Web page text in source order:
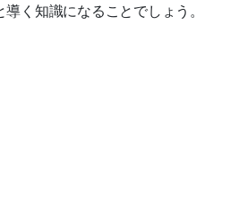
く知識になることでしょう。